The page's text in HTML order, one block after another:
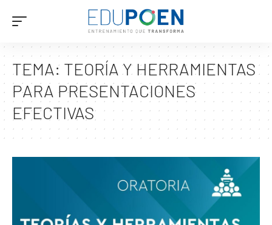
TEMA: TEORÍA Y HERRAMIENTAS
PARA PRESENTACIONES
EFECTIVAS